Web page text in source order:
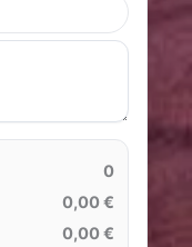
0
0,00 €
0,00 €